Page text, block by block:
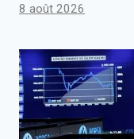
8 août 2026